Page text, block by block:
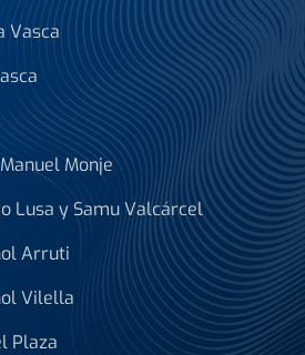
Vasca
Monje
Lusa y Samu Valcárcel
Arruti
Vilella
Plaza